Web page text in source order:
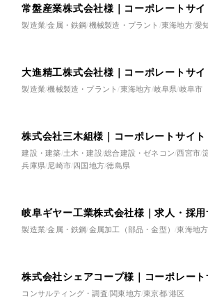
常盤産業株式会社様｜コーポレートサイ
製造業 金属・鉄鋼 機械製造・プラント 東海地方 愛
Nominee
大進精工株式会社様｜コーポレートサイ
製造業 機械製造・プラント 東海地方 岐阜県 岐阜市
株式会社三木組様｜コーポレートサイト
建設・建築 土木・建設 総合建設・ゼネコン 西宮市
兵庫県 尼崎市 四国地方 徳島県
岐阜ギヤー工業株式会社様｜求人・採用
製造業 金属・鉄鋼 金属加工（部品・金型） 東海地方
Nominee
株式会社シェアコープ様｜コーポレート
コンサルティング・調査 関東地方 東京都 港区